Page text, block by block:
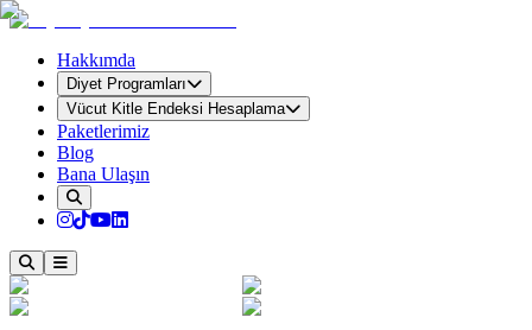
Hakkımda
Diyet Programları
Vücut Kitle Endeksi Hesaplama
Paketlerimiz
Blog
Bana Ulaşın